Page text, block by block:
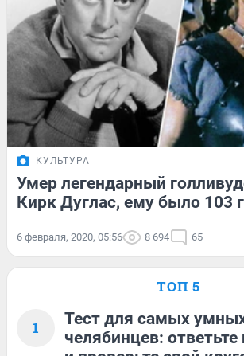
КУЛЬТУРА
Умер легендарный
Кирк Дуглас, ему было 103
6 февраля, 2020, 05:56 8 694 65
ТОП 5
1
Тест для самых
челябинцев: ответьте